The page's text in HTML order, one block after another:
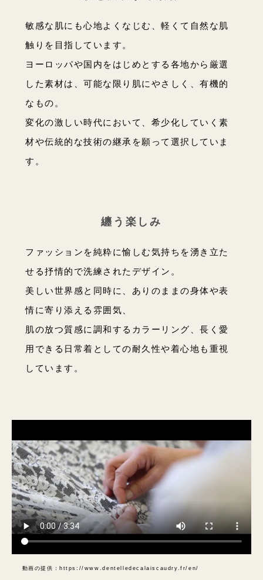
敏感な肌にも心地よくなじむ、軽くて自然な肌
触りを目指しています。
ヨーロッパや国内をはじめとする各地から厳選
した素材は、可能な限り肌にやさしく、有機的
なもの。
変化の激しい時代において、希少化していく素
材や伝統的な技術の継承を願って選択していま
す。
纏う楽しみ
ファッションを純粋に愉しむ気持ちを湧き立た
せる抒情的で洗練されたデザイン。
美しい世界感と同時に、ありのままの身体や表
情に寄り添える雰囲気、
肌の放つ質感に調和するカラーリング、長く愛
用できる日常着としての耐久性や着心地も重視
しています。
動画の提供：https://www.dentelledecalaiscaudry.fr/en/